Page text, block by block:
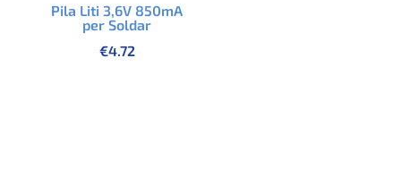
Pila Liti 3,6V 850mA
per Soldar
€4.72